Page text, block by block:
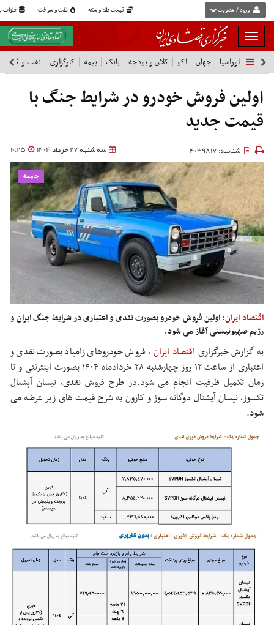
قیمت طلا و سکه نفت و سوخت فلزات ورود / عضویت
بار
و
بسته
نمودن
فهرست
اوراسیا جهان اکو کلان و بودجه بانک بیمه کارگزاری نفت و گاز
اولین فروش خودرو در شرایط جنگ با
قیمت جدید
سه شنبه 27 خرداد 1404 10:25 شناسه: 4039817
جامعه
اقتصاد ایران:اولین فروش خودرو بصورت نقدی و اعتباری در شرایط جنگ ایران و
رژیم صهیونیستی آغاز می شود.
به گزارش خبرگزاری اقتصاد ایران، فروش خودروهای زامیاد بصورت نقدی و
اعتباری از ساعت ۱۲ روز چهارشنبه ۲۸ خردادماه ۱۴۰۴ بصورت اینترنتی و تا
زمان تکمیل ظرفیت انجام می شود.در طرح فروش نقدی، نیسان آپشنال
تکسوز، نیسان آپشنال دوگانه سوز و کارون به شرح قیمت های زیر عرضه می
شود.